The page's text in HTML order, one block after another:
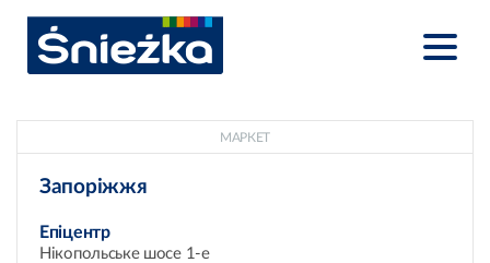
МАРКЕТ
Запоріжжя
Епіцентр
Нікопольське шосе 1-е